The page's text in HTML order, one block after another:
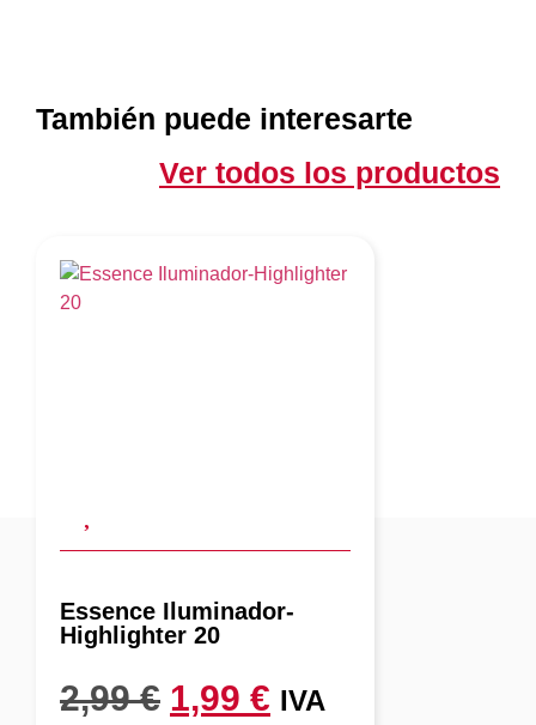
También puede interesarte
Ver todos los productos
Essence Iluminador-
Highlighter 20
2,99€ 1,99 € IVA